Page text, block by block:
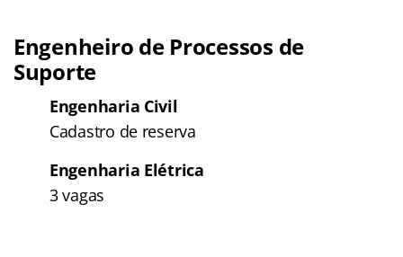
Engenheiro de Processos de
Suporte
Engenharia Civil
Cadastro de reserva
Engenharia Elétrica
3 vagas